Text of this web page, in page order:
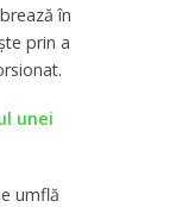
în
prin a
unei
umflă